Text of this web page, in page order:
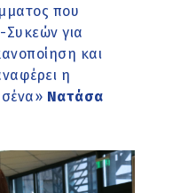
που
για
και
η
Νατάσα